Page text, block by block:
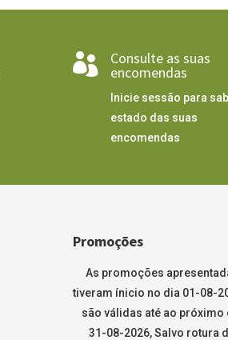
 Consulte as suas
encomendas
Inicie sessão para
estado das suas
encomendas
Promoções
As promoções
tiveram ínicio no dia 01-08-
são válidas até ao próximo
31-08-2026, Salvo rotura